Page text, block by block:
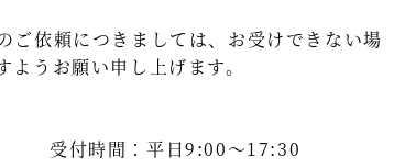
ご依頼につきましては、お受けできない場
うお願い申し上げます。
受付時間：平日9:00～17:30